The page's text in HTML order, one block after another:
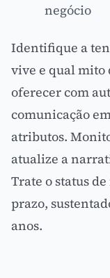
negócio
Identifique a
vive e qual mito
oferecer com
comunicação
atributos.
atualize a
Trate o status
prazo,
anos.